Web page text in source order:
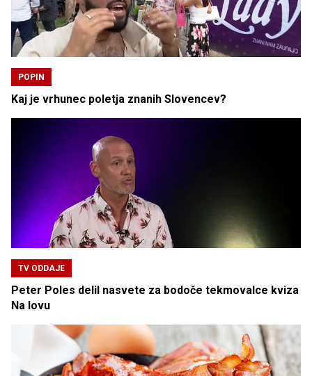
POPIN
Kaj je vrhunec poletja znanih Slovencev?
TV ODDAJE
Peter Poles delil nasvete za bodoče tekmovalce kviza
Na lovu